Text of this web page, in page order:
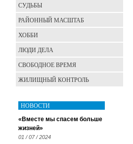
СУДЬБЫ
РАЙОННЫЙ МАСШТАБ
ХОББИ
ЛЮДИ ДЕЛА
СВОБОДНОЕ ВРЕМЯ
ЖИЛИЩНЫЙ КОНТРОЛЬ
НОВОСТИ
«Вместе мы спасем больше
жизней»
01 / 07 / 2024